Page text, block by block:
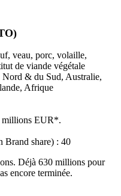
veau, porc, volaille,
de viande végétale
& du Sud, Australie,
Afrique
millions EUR*.
Brand share) : 40
Déjà 630 millions pour
encore terminée.